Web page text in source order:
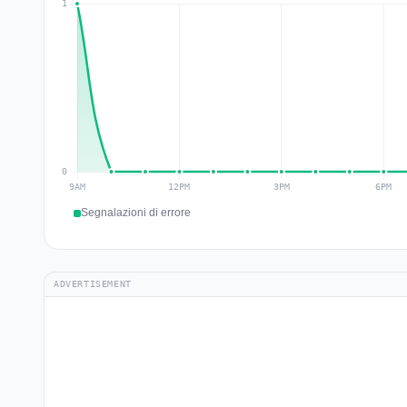
Segnalazioni di errore
ADVERTISEMENT